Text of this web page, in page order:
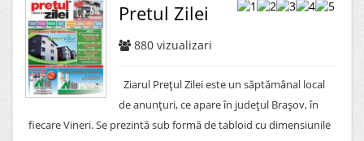
Pretul Zilei
880 vizualizari
Ziarul Preţul Zilei este un săptămânal local
de anunţuri, ce apare în judeţul Braşov, în
fiecare Vineri. Se prezintă sub formă de tabloid cu dimensiunile